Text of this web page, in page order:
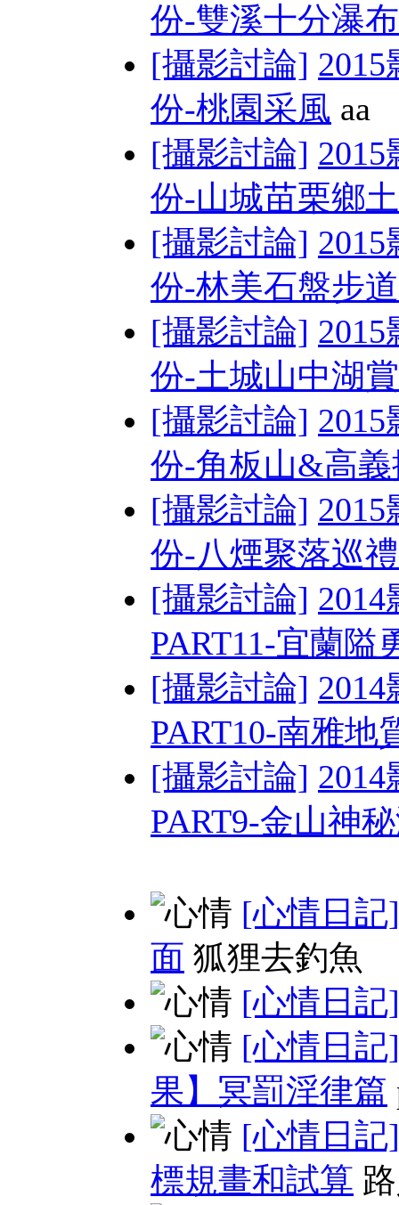
份-雙溪十分瀑布
[攝影討論]
份-桃園采風 aa
[攝影討論]
份-山城苗栗鄉
[攝影討論]
份-林美石盤步
[攝影討論]
份-土城山中湖
[攝影討論]
份-角板山&高
[攝影討論]
份-八煙聚落巡禮
[攝影討論]
PART11-宜蘭隘
[攝影討論]
PART10-南雅地
[攝影討論]
PART9-金山神
[心情日記]
面 狐狸去釣魚
[心情日記]
[心情日記]
果】冥罰淫律篇
[心情日記]
標規畫和試算